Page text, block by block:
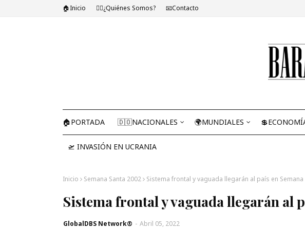
🏠Inicio 🤷‍♂️¿Quiénes Somos? 📧Contacto
🏠PORTADA 🇩🇴NACIONALES 🌍MUNDIALES
🛫 INVASIÓN EN UCRANIA
Inicio Semana Santa 2002 Sistema frontal y vaguada llegarán al país en Semana
Sistema frontal y vaguada llegarán al
GlobalDBS Network® - Abril 05, 2022